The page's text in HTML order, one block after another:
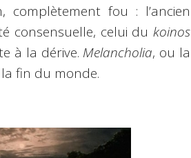
fou : l’ancien
consensuelle, celui du koinos
à la dérive. Melancholia, ou la
fin du monde.